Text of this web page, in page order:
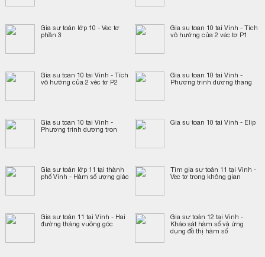
Gia sư toán lớp 10 - Vec tơ
phần 3
Gia su toan 10 tai Vinh - Tích
vô hướng của 2 véc tơ P1
Gia su toan 10 tai Vinh - Tích
vô hướng của 2 véc tơ P2
Gia su toan 10 tai Vinh -
Phương trinh dương thang
Gia su toan 10 tai Vinh -
Phương trinh dương tron
Gia su toan 10 tai Vinh - Elip
Gia sư toán lớp 11 tại thành
phố Vinh - Hàm số ượng giác
Tìm gia sư toán 11 tại Vinh -
Vec tơ trong không gian
Gia sư toán 11 tại Vinh - Hai
đường thảng vuông góc
Gia sư toán 12 tại Vinh -
Khảo sát hàm số và ứng
dụng đồ thị hàm số